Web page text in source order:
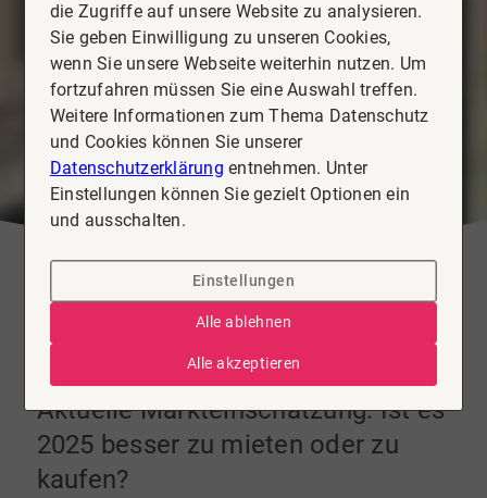
26. März 2025
Aktuelle Markteinschätzung: Ist es
2025 besser zu mieten oder zu
kaufen?
die Zugriffe auf unsere Website zu analysieren.
Sie geben Einwilligung zu unseren Cookies,
wenn Sie unsere Webseite weiterhin nutzen. Um
fortzufahren müssen Sie eine Auswahl treffen.
Weitere Informationen zum Thema Datenschutz
und Cookies können Sie unserer
Datenschutzerklärung entnehmen. Unter
Einstellungen können Sie gezielt Optionen ein
und ausschalten.
Einstellungen
Alle ablehnen
Alle akzeptieren